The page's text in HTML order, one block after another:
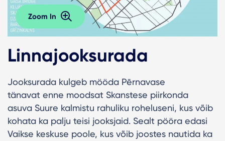
Zoom In
Linnajooksurada
Jooksurada kulgeb mööda Pērnavase
tänavat enne moodsat Skanstese piirkonda
asuva Suure kalmistu rahuliku roheluseni, kus võib
kohata ka palju teisi jooksjaid. Sealt pööra edasi
Vaikse keskuse poole, kus võib joostes nautida ka